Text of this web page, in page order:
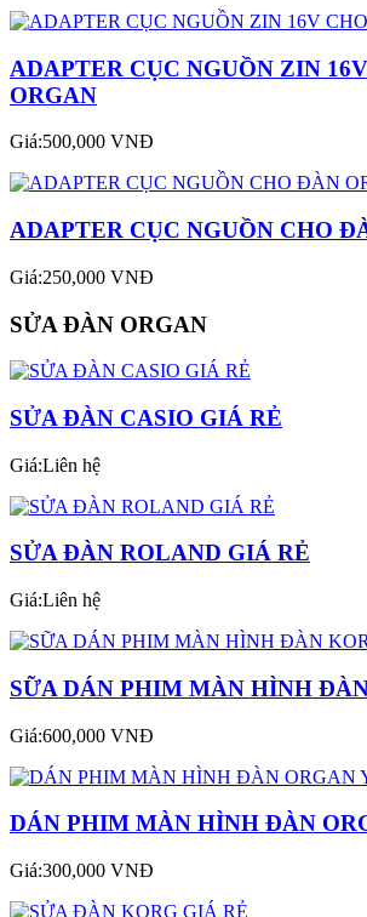
ADAPTER CỤC NGUỒN ZIN
ORGAN
Giá:500,000 VNĐ
ADAPTER CỤC NGUỒN CHO
Giá:250,000 VNĐ
SỬA ĐÀN ORGAN
SỬA ĐÀN CASIO GIÁ RẺ
Giá:Liên hệ
SỬA ĐÀN ROLAND GIÁ RẺ
Giá:Liên hệ
SỮA DÁN PHIM MÀN HÌNH
Giá:600,000 VNĐ
DÁN PHIM MÀN HÌNH ĐÀN
Giá:300,000 VNĐ